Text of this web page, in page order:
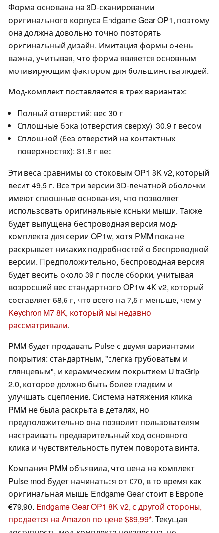
Форма основана на 3D-сканировании
оригинального корпуса Endgame Gear OP1, поэтому
она должна довольно точно повторять
оригинальный дизайн. Имитация формы очень
важна, учитывая, что форма является основным
мотивирующим фактором для большинства людей.
Мод-комплект поставляется в трех вариантах:
Полный отверстий: вес 30 г
Сплошные бока (отверстия сверху): 30.9 г весом
Сплошной (без отверстий на контактных
поверхностях): 31.8 г вес
Эти веса сравнимы со стоковым OP1 8K v2, который
весит 49,5 г. Все три версии 3D-печатной оболочки
имеют сплошные основания, что позволяет
использовать оригинальные коньки мыши. Также
будет выпущена беспроводная версия мод-
комплекта для серии OP1w, хотя PMM пока не
раскрывает никаких подробностей о беспроводной
версии. Предположительно, беспроводная версия
будет весить около 39 г после сборки, учитывая
возросший вес стандартного OP1w 4K v2, который
составляет 58,5 г, что всего на 7,5 г меньше, чем у
Keychron M7 8K, который мы недавно
рассматривали.
PMM будет продавать Pulse с двумя вариантами
покрытия: стандартным, "слегка грубоватым и
глянцевым", и керамическим покрытием UltraGrip
2.0, которое должно быть более гладким и
улучшать сцепление. Система натяжения клика
PMM не была раскрыта в деталях, но
предположительно она позволит пользователям
настраивать предварительный ход основного
клика и чувствительность путем поворота винта.
Компания PMM объявила, что цена на комплект
Pulse mod будет начинаться от €70, в то время как
оригинальная мышь Endgame Gear стоит в Европе
€79,90. Endgame Gear OP1 8K v2, с другой стороны,
продается на Amazon по цене $89,99 . Текущая